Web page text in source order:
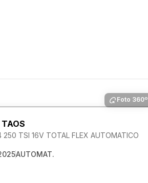
Foto 360º
250 TSI 16V TOTAL FLEX AUTOMATICO
AUTOMAT.